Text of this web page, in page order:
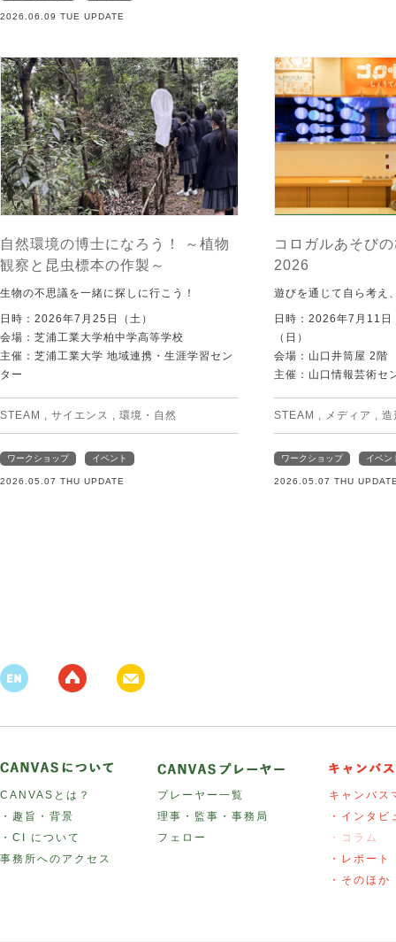
2026.06.09 TUE UPDATE
自然環境の博士になろう！ ～植物
観察と昆虫標本の作製～
生物の不思議を一緒に探しに行こう！
日時：2026年7月25日（土）
会場：芝浦工業大学柏中学高等学校
主催：芝浦工業大学 地域連携・生涯学習セン
ター
STEAM , サイエンス , 環境・自然
ワークショップ イベント
2026.05.07 THU UPDATE
コロガルあそび
2026
遊びを通じて自ら考え
日時：2026年7月11
（日）
会場：山口井筒屋 2階
主催：山口情報芸術セ
STEAM , メディア , 造
ワークショップ イベン
2026.05.07 THU
CANVASとは？
・趣旨・背景
・CI について
事務所へのアクセス
プレーヤー一覧
理事・監事・事務局
フェロー
キャンバス
・インタビ
・コラム
・レポート
・そのほか